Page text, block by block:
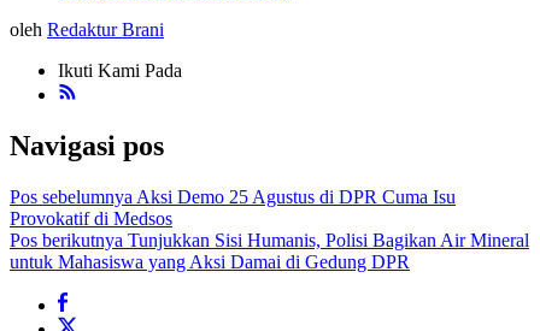
oleh Redaktur Brani
Ikuti Kami Pada
Navigasi pos
Pos sebelumnya Aksi Demo 25 Agustus di DPR Cuma Isu
Provokatif di Medsos
Pos berikutnya Tunjukkan Sisi Humanis, Polisi Bagikan Air Mineral
untuk Mahasiswa yang Aksi Damai di Gedung DPR